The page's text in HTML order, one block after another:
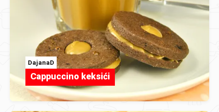
DajanaD
Cappuccino keksići